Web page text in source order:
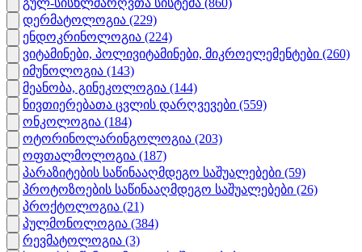
დერმატოლოგია (229)
ენდოკრინოლოგია (224)
ვიტამინები, პოლივიტამინები, მიკროელემენტები (260)
იმუნოლოგია (143)
მეანობა, გინეკოლოგია (144)
ნივთიერებათა ცვლის დარღვევები (559)
ონკოლოგია (184)
ოტორინოლარინგოლოგია (203)
ოფთალმოლოგია (187)
პარაზიტების საწინააღმდეგო საშუალებები (59)
პროტოზოების საწინააღმდეგო საშუალებები (26)
პროქტოლოგია (21)
პულმონოლოგია (384)
რევმატოლოგია (3)